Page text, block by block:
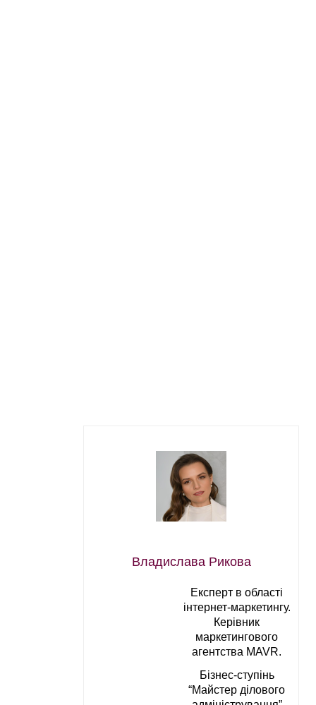
Владислава Рикова
Експерт в області
інтернет-маркетингу.
Керівник
маркетингового
агентства MAVR.
Бізнес-ступінь
“Майстер ділового